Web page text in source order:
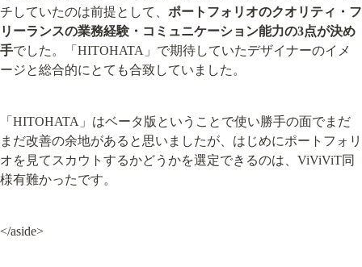
チしていたのは前提として、 ポートフォリオのクオリティ・フ
リーランスの業務経験・コミュニケーション能力の3点が決め
手でした。「HITOHATA」で期待していたデザイナーのイメ
ージと総合的にとても合致していました。
「HITOHATA」はベータ版ということで使い勝手の面でまだ
まだ改善の余地があると思いましたが、はじめにポートフォリ
オを見てスカウトするかどうかを選定できるのは、ViViViT同
様有難かったです。
</aside>